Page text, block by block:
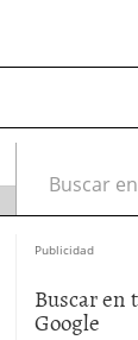
Buscar en:
Publicidad
Buscar en
Google